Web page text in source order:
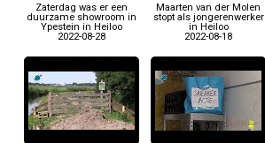
Zaterdag was er een
duurzame showroom in
Ypestein in Heiloo
2022-08-28
Maarten van der Molen
stopt als jongerenwerker
in Heiloo
2022-08-18